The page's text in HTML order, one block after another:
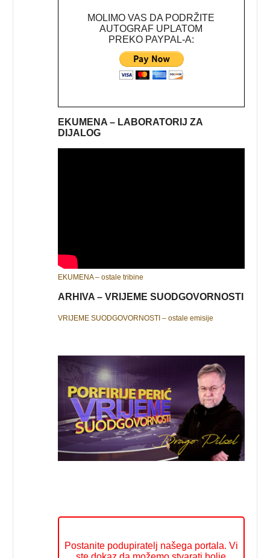
MOLIMO VAS DA PODRŽITE
AUTOGRAF UPLATOM
PREKO PAYPAL-A:
EKUMENA – LABORATORIJ ZA
DIJALOG
EKUMENA – ostale tribine
ARHIVA – VRIJEME SUODGOVORNOSTI
VRIJEME SUODGOVORNOSTI – ostale emisije
Postanite podupiratelj našega portala. Vi